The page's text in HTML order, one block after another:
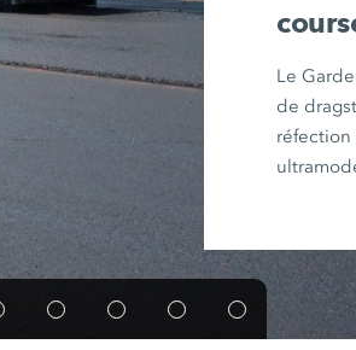
Le
de
réfection